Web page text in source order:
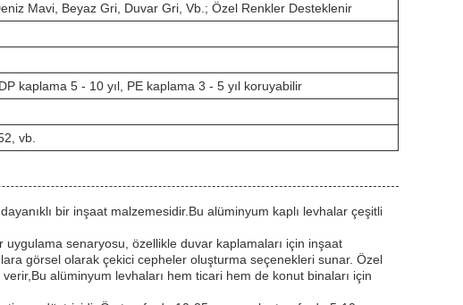
Mavi, Beyaz Gri, Duvar Gri, Vb.; Özel Renkler Desteklenir
kaplama 5 - 10 yıl, PE kaplama 3 - 5 yıl koruyabilir
vb.
bir inşaat malzemesidir.Bu alüminyum kaplı levhalar çeşitli
uygulama senaryosu, özellikle duvar kaplamaları için inşaat
görsel olarak çekici cepheler oluşturma seçenekleri sunar. Özel
alüminyum levhaları hem ticari hem de konut binaları için